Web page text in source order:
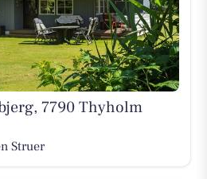
7790 Thyholm
Struer